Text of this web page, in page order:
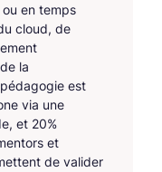
en temps
cloud, de
la
est
via une
et 20%
et
de valider